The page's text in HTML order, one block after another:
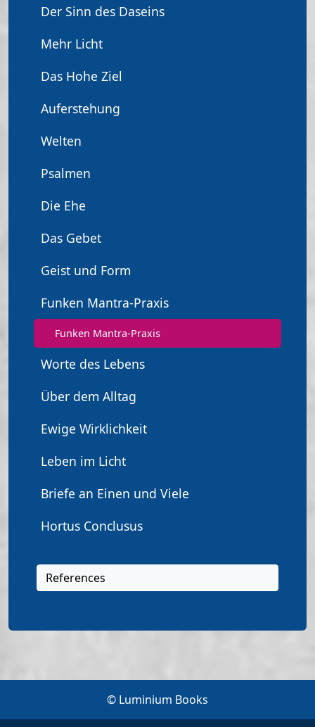
Der Sinn des Daseins
Mehr Licht
Das Hohe Ziel
Auferstehung
Welten
Psalmen
Die Ehe
Das Gebet
Geist und Form
Funken Mantra-Praxis
Funken Mantra-Praxis
Worte des Lebens
Über dem Alltag
Ewige Wirklichkeit
Leben im Licht
Briefe an Einen und Viele
Hortus Conclusus
References
© Luminium Books